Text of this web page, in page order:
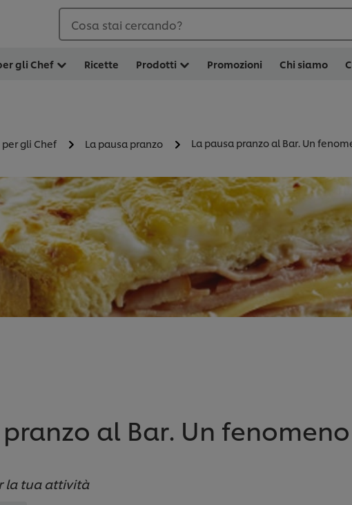
Cosa stai cercando?
gli Chef Ricette Prodotti Promozioni Chi siamo
gli Chef La pausa pranzo La pausa pranzo al Bar. Un
al Bar. Un
la tua attività